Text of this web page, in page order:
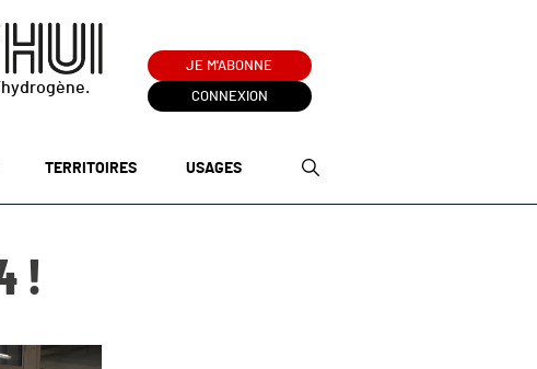
JE M'ABONNE
CONNEXION
TERRITOIRES USAGES
!